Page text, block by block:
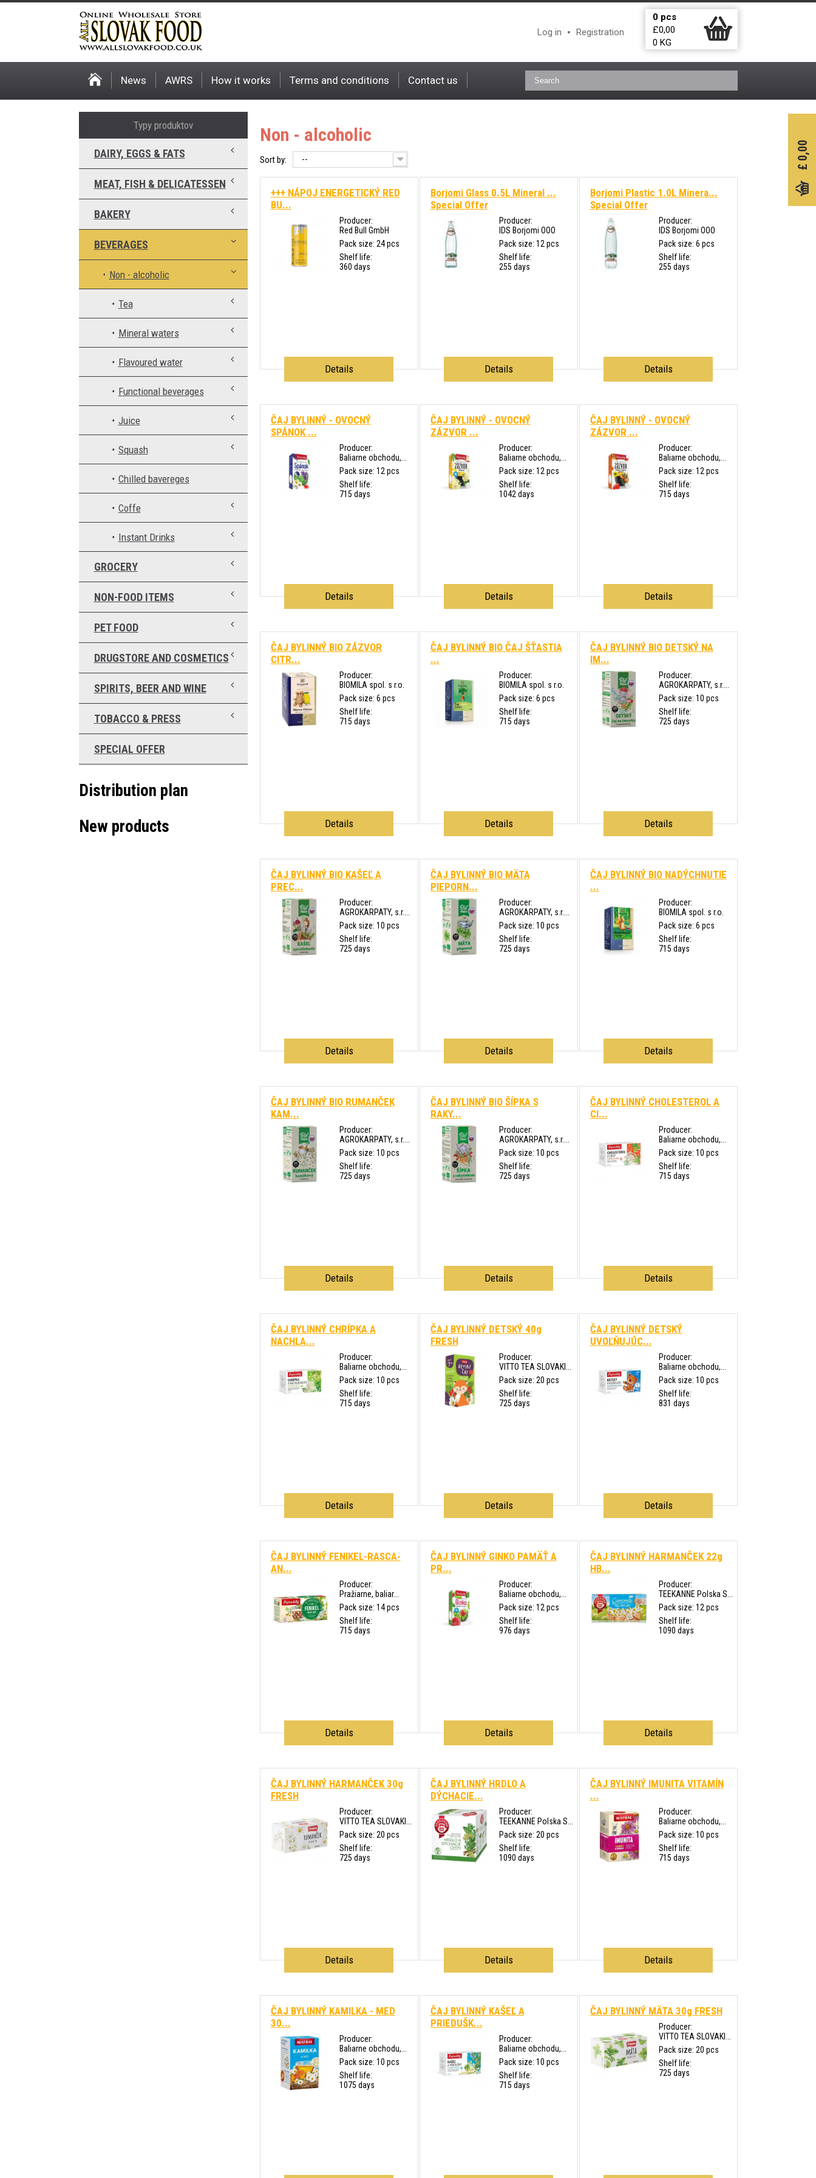
£
0,00
Log in Registration
0pcs
£0,00
0 KG
News AWRS How it works Terms and conditions Contact us
Non - alcoholic
Sort by: --
+++ NÁPOJ ENERGETICKÝ RED
BU...
Producer:
Red Bull GmbH
Pack size: 24 pcs
Shelf life:
360 days
Details
Borjomi Glass 0.5L Mineral ...
Special Offer
Producer:
IDS Borjomi OOO
Pack size: 12 pcs
Shelf life:
255 days
Details
Borjomi Plastic 1.0L Minera...
Special Offer
Producer:
IDS Borjomi OOO
Pack size: 6 pcs
Shelf life:
255 days
Details
ČAJ BYLINNÝ - OVOCNÝ
SPÁNOK ...
Producer:
Baliarne obchodu,...
Pack size: 12 pcs
Shelf life:
715 days
Details
ČAJ BYLINNÝ - OVOCNÝ
ZÁZVOR ...
Producer:
Baliarne obchodu,...
Pack size: 12 pcs
Shelf life:
1042 days
Details
ČAJ BYLINNÝ - OVOCNÝ
ZÁZVOR ...
Producer:
Baliarne obchodu,...
Pack size: 12 pcs
Shelf life:
715 days
Details
ČAJ BYLINNÝ BIO ZÁZVOR
CITR...
Producer:
BIOMILA spol. s r.o.
Pack size: 6 pcs
Shelf life:
715 days
Details
ČAJ BYLINNÝ BIO ČAJ ŠŤASTIA
...
Producer:
BIOMILA spol. s r.o.
Pack size: 6 pcs
Shelf life:
715 days
Details
ČAJ BYLINNÝ BIO DETSKÝ NA
IM...
Producer:
AGROKARPATY, s.r....
Pack size: 10 pcs
Shelf life:
725 days
Details
ČAJ BYLINNÝ BIO KAŠEĽ A
PREC...
Producer:
AGROKARPATY, s.r....
Pack size: 10 pcs
Shelf life:
725 days
Details
ČAJ BYLINNÝ BIO MÄTA
PIEPORN...
Producer:
AGROKARPATY, s.r....
Pack size: 10 pcs
Shelf life:
725 days
Details
ČAJ BYLINNÝ BIO NADÝCHNUTIE
...
Producer:
BIOMILA spol. s r.o.
Pack size: 6 pcs
Shelf life:
715 days
Details
ČAJ BYLINNÝ BIO RUMANČEK
KAM...
Producer:
AGROKARPATY, s.r....
Pack size: 10 pcs
Shelf life:
725 days
Details
ČAJ BYLINNÝ BIO ŠÍPKA S
RAKY...
Producer:
AGROKARPATY, s.r....
Pack size: 10 pcs
Shelf life:
725 days
Details
ČAJ BYLINNÝ CHOLESTEROL A
CI...
Producer:
Baliarne obchodu,...
Pack size: 10 pcs
Shelf life:
715 days
Details
ČAJ BYLINNÝ CHRÍPKA A
NACHLA...
Producer:
Baliarne obchodu,...
Pack size: 10 pcs
Shelf life:
715 days
Details
ČAJ BYLINNÝ DETSKÝ 40g
FRESH
Producer:
VITTO TEA SLOVAKI...
Pack size: 20 pcs
Shelf life:
725 days
Details
ČAJ BYLINNÝ DETSKÝ
UVOĽŇUJÚC...
Producer:
Baliarne obchodu,...
Pack size: 10 pcs
Shelf life:
831 days
Details
ČAJ BYLINNÝ FENIKEL-RASCA-
AN...
Producer:
Pražiarne, baliar...
Pack size: 14 pcs
Shelf life:
715 days
Details
ČAJ BYLINNÝ GINKO PAMÄŤ A
PR...
Producer:
Baliarne obchodu,...
Pack size: 12 pcs
Shelf life:
976 days
Details
ČAJ BYLINNÝ HARMANČEK 22g
HB...
Producer:
TEEKANNE Polska S...
Pack size: 12 pcs
Shelf life:
1090 days
Details
ČAJ BYLINNÝ HARMANČEK 30g
FRESH
Producer:
VITTO TEA SLOVAKI...
Pack size: 20 pcs
Shelf life:
725 days
Details
ČAJ BYLINNÝ HRDLO A
DÝCHACIE...
Producer:
TEEKANNE Polska S...
Pack size: 20 pcs
Shelf life:
1090 days
Details
ČAJ BYLINNÝ IMUNITA VITAMÍN
...
Producer:
Baliarne obchodu,...
Pack size: 10 pcs
Shelf life:
715 days
Details
ČAJ BYLINNÝ KAMILKA - MED
30...
Producer:
Baliarne obchodu,...
Pack size: 10 pcs
Shelf life:
1075 days
ČAJ BYLINNÝ KAŠEĽ A
PRIEDUŠK...
Producer:
Baliarne obchodu,...
Pack size: 10 pcs
Shelf life:
715 days
ČAJ BYLINNÝ MÄTA 30g FRESH
Producer:
VITTO TEA SLOVAKI...
Pack size: 20 pcs
Shelf life:
725 days
Typy produktov
DAIRY, EGGS & FATS
MEAT, FISH & DELICATESSEN
BAKERY
BEVERAGES
Non - alcoholic
Tea
Mineral waters
Flavoured water
Functional beverages
Juice
Squash
Chilled bavereges
Coffe
Instant Drinks
GROCERY
NON-FOOD ITEMS
PET FOOD
DRUGSTORE AND COSMETICS
SPIRITS, BEER AND WINE
TOBACCO & PRESS
SPECIAL OFFER
Distribution plan
New products